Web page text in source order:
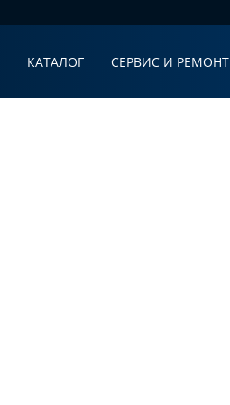
КАТАЛОГ СЕРВИС И РЕМОНТ